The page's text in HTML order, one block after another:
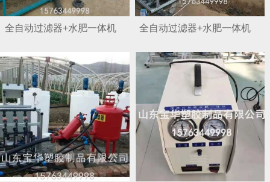
全自动过滤器+水肥一体机 全自动过滤器+水肥一体机